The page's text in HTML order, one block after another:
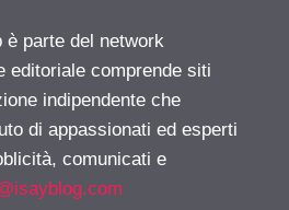
parte del network
editoriale comprende siti
indipendente che
di appassionati ed esperti
comunicati e